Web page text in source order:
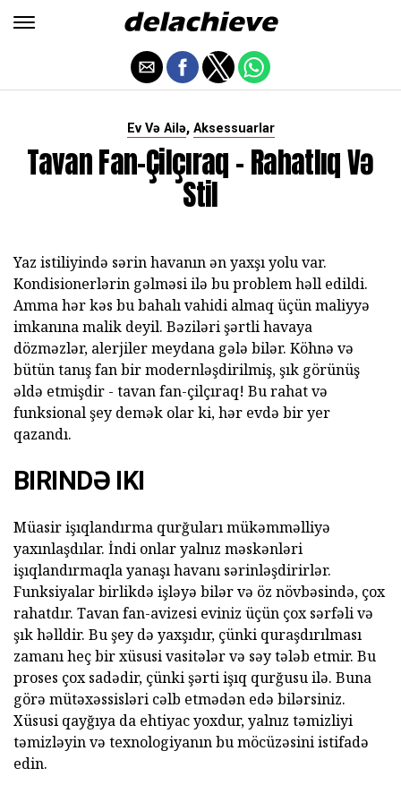
Ev Və Ailə, Aksessuarlar
Tavan Fan-Çilçıraq - Rahatlıq Və
Stil
Yaz istiliyində sərin havanın ən yaxşı yolu var.
Kondisionerlərin gəlməsi ilə bu problem həll edildi.
Amma hər kəs bu bahalı vahidi almaq üçün maliyyə
imkanına malik deyil. Bəziləri şərtli havaya
dözməzlər, alerjiler meydana gələ bilər. Köhnə və
bütün tanış fan bir modernləşdirilmiş, şık görünüş
əldə etmişdir - tavan fan-çilçıraq! Bu rahat və
funksional şey demək olar ki, hər evdə bir yer
qazandı.
BIRINDƏ IKI
Müasir işıqlandırma qurğuları mükəmməlliyə
yaxınlaşdılar. İndi onlar yalnız məskənləri
işıqlandırmaqla yanaşı havanı sərinləşdirirlər.
Funksiyalar birlikdə işləyə bilər və öz növbəsində, çox
rahatdır. Tavan fan-avizesi eviniz üçün çox sərfəli və
şık həlldir. Bu şey də yaxşıdır, çünki quraşdırılması
zamanı heç bir xüsusi vasitələr və səy tələb etmir. Bu
proses çox sadədir, çünki şərti işıq qurğusu ilə. Buna
görə mütəxəssisləri cəlb etmədən edə bilərsiniz.
Xüsusi qayğıya da ehtiyac yoxdur, yalnız təmizliyi
təmizləyin və texnologiyanın bu möcüzəsini istifadə
edin.